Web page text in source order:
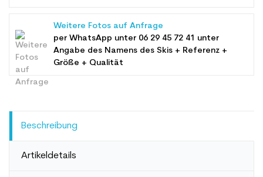
Weitere Fotos auf Anfrage
per WhatsApp unter 06 29 45 72 41 unter
Angabe des Namens des Skis + Referenz +
Größe + Qualität
Beschreibung
Artikeldetails